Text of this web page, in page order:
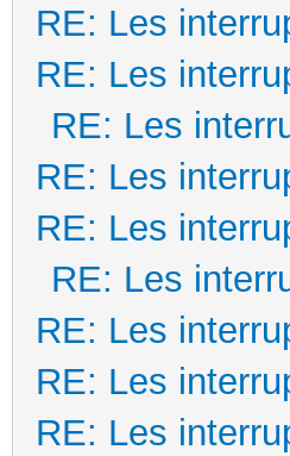
RE: Les
RE: Les
RE: Les
RE: Les
RE: Les
RE: Les
RE: Les
RE: Les
RE: Les